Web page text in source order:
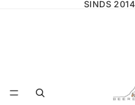
SINDS 2014